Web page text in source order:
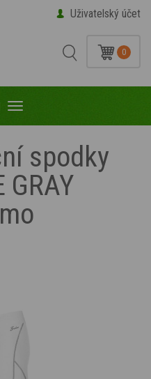
Uživatelský účet
0
Menu
spodky
GRAY